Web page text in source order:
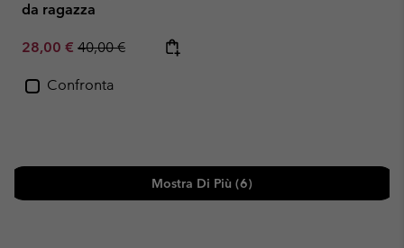
da ragazza
Sale price:
28,00 € Regular price:
40,00 €
Confronta
Mostra Di Più (6)